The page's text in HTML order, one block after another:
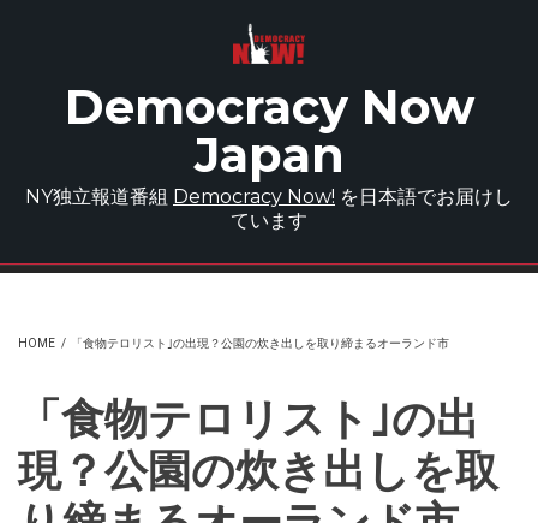
Democracy Now
Japan
NY独立報道番組 Democracy Now! を日本語でお届けし
ています
HOME / 「食物テロリスト｣の出現？公園の炊き出しを取り締まるオーランド市
「食物テロリスト｣の出
現？公園の炊き出しを取